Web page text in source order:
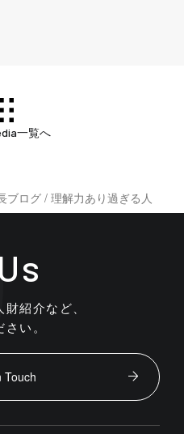
一覧へ
ブログ / 理解力あり過ぎる人
紹介など、
い。
Touch